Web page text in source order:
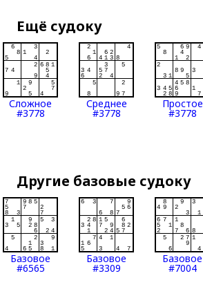
Ещё судоку
Сложное
#3778
Среднее
#3778
Простое
#3778
Другие базовые судоку
Базовое
#6565
Базовое
#3309
Базовое
#7004